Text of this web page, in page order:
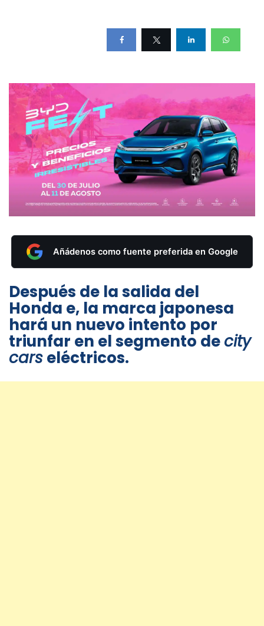
Añádenos como fuente preferida en Google
Después de la salida del
Honda e, la marca japonesa
hará un nuevo intento por
triunfar en el segmento decity
carseléctricos.